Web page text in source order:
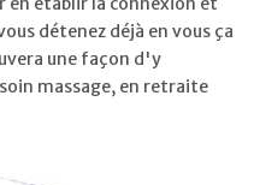
détenez déjà en vous ça
une façon d'y
massage, en retraite